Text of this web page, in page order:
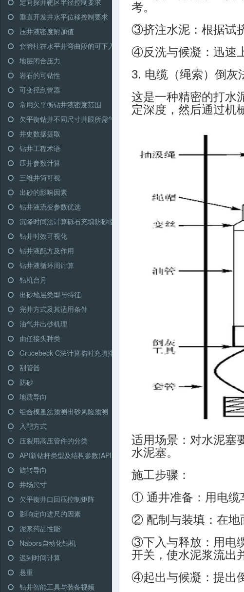
定向探井靶区半径控制要求
垂直开发井水平位移控制要求
压井液密度附加值
套管柱在水平井弯曲段的可下入性
地层闭合压力
岩石的可钻性
可变径刮管器
常用欠平衡钻井液密度范围
欠平衡钻井不同尺寸井眼所需气量推荐
井史数据提取
钻井工程术语
压井参数计算
三维井筒可视
出砂的影响因素
钻井液流变参数优选
沉降时间法计算砾石充填防砂临界充填排量
钻井时效可视化
钻井液配方及作用
钻井液循环周计算
钻机台月
出砂地层类型与特征
完井方式及其适用条件
油气井出砂机理
由任接头种类
Grucebeck C法计算临时充填排量
刮管器
防砂
地质导向
组合模量法预测出砂风险预测
入靶方式
压裂用高压管件的分类
API新钻杆类型及结构参数(API RP 7G)
旋转导向
井场尺寸
欠平衡井口回压控制矩阵
影响定向进尺的因素
泥浆药品性能
Nabors自动化钻机
迟到时间计算
悬重
钻井智能工具与装备视频
考。
③挤注水泥：根据试
④反洗与候凝：迅速
3. 电缆（绳索）倒灰
这是一种精密的打水
定深度，然后通过机
适用场景：对水泥塞
水泥塞。
施工步骤：
① 通井准备：用电缆
② 配制与装填：在地
③下入与释放：用电
开关，使水泥浆流出
④起出与候凝：提出